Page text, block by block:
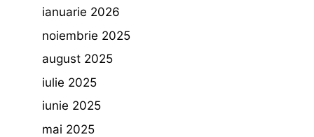
ianuarie 2026
noiembrie 2025
august 2025
iulie 2025
iunie 2025
mai 2025